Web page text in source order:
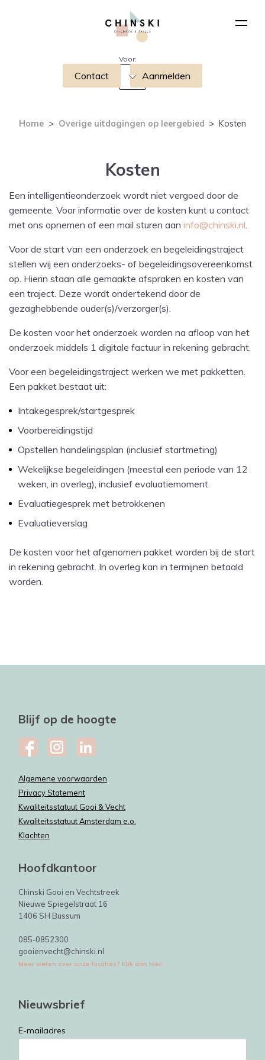
Voor:
Contact Aanmelden
Home > Overige uitdagingen op leergebied > Kosten
Kosten
Een intelligentieonderzoek wordt niet vergoed door de
gemeente. Voor informatie over de kosten kunt u contact
met ons opnemen of een mail sturen aan info@chinski.nl
Voor de start van een onderzoek en begeleidingstraject
stellen wij een onderzoeks- of begeleidingsovereenkomst
op. Hierin staan alle gemaakte afspraken en kosten van
een traject. Deze wordt ondertekend door de
gezaghebbende ouder(s)/verzorger(s).
De kosten voor het onderzoek worden na afloop van het
onderzoek middels 1 digitale factuur in rekening gebracht.
Voor een begeleidingstraject werken we met pakketten.
Een pakket bestaat uit:
Intakegesprek/startgesprek
Voorbereidingstijd
Opstellen handelingsplan (inclusief startmeting)
Wekelijkse begeleidingen (meestal een periode van 12
weken, in overleg), inclusief evaluatiemoment.
Evaluatiegesprek met betrokkenen
Evaluatieverslag
De kosten voor het afgenomen pakket worden bij de start
in rekening gebracht. In overleg kan in termijnen betaald
worden.
Blijf op de hoogte
Algemene voorwaarden
Privacy Statement
Kwaliteitsstatuut Gooi & Vecht
Kwaliteitsstatuut Amsterdam e.o.
Klachten
Hoofdkantoor
Chinski Gooi en Vechtstreek
Nieuwe Spiegelstraat 16
1406 SH Bussum
085-0852300
gooienvecht@chinski.nl
Meer weten over onze locaties? Klik dan hier.
Nieuwsbrief
E-mailadres